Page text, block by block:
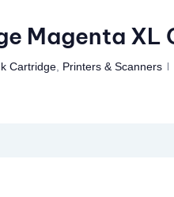
Magenta XL
Cartridge, Printers & Scanners